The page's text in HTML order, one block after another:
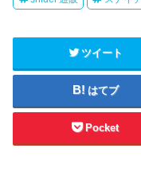
ツイート
はてブ
Pocket